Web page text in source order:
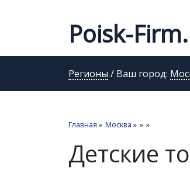
Poisk-
Регионы / Ваш город:
Главная » Москва » » »
Детские